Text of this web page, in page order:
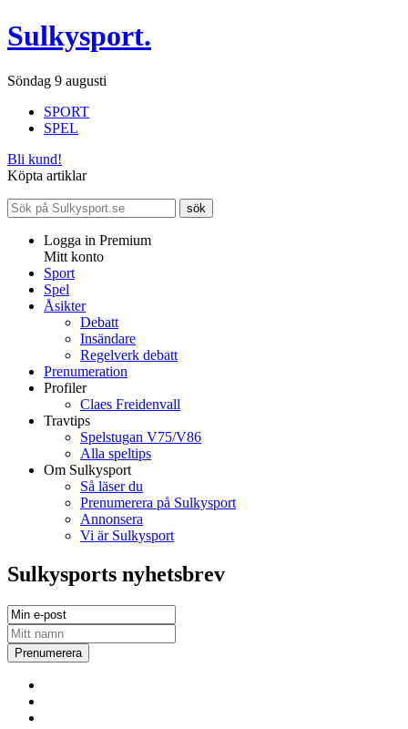
Sulkysport.
Söndag 9 augusti
SPORT
SPEL
Bli kund!
Köpta artiklar
Logga in Premium
Mitt konto
Sport
Spel
Åsikter
Debatt
Insändare
Regelverk debatt
Prenumeration
Profiler
Claes Freidenvall
Travtips
Spelstugan V75/V86
Alla speltips
Om Sulkysport
Så läser du
Prenumerera på Sulkysport
Annonsera
Vi är Sulkysport
Sulkysports nyhetsbrev